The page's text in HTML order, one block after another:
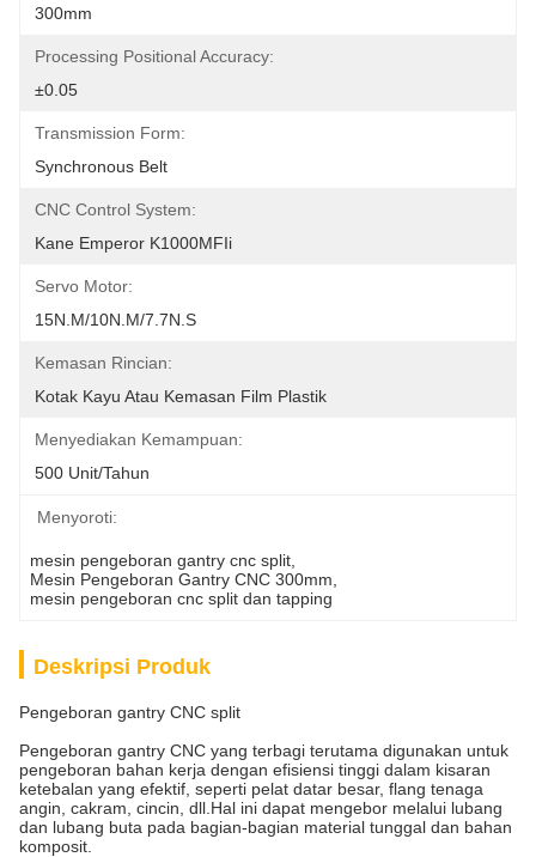
300mm
Processing Positional Accuracy:
±0.05
Transmission Form:
Synchronous Belt
CNC Control System:
Kane Emperor K1000MFIi
Servo Motor:
15N.m/10N.m/7.7N.S
Kemasan Rincian:
Kotak Kayu Atau Kemasan Film Plastik
Menyediakan Kemampuan:
500 Unit/tahun
Menyoroti:
mesin pengeboran gantry cnc split
Mesin Pengeboran Gantry CNC 300mm
mesin pengeboran cnc split dan tapping
Deskripsi Produk
Pengeboran gantry CNC split
Pengeboran gantry CNC yang terbagi terutama digunakan untuk
pengeboran bahan kerja dengan efisiensi tinggi dalam kisaran
ketebalan yang efektif, seperti pelat datar besar, flang tenaga
angin, cakram, cincin, dll.Hal ini dapat mengebor melalui lubang
dan lubang buta pada bagian-bagian material tunggal dan bahan
komposit.